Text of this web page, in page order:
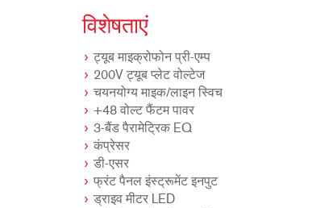
विशेषताएं
ट्यूब माइक्रोफोन प्री-एम्प
200V ट्यूब प्लेट वोल्टेज
चयनयोग्य माइक/लाइन स्विच
+48 वोल्ट फैंटम पावर
3-बैंड पैरामेट्रिक EQ
कंप्रेसर
डी-एसर
फ्रंट पैनल इंस्ट्रूमेंट इनपुट
ड्राइव मीटर LED